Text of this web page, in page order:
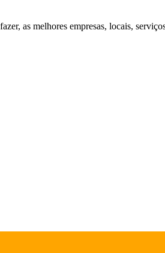
as melhores empresas, locais,